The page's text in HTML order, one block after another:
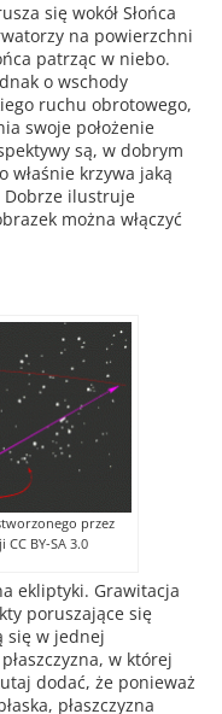
się wokół Słońca
na powierzchni
patrząc w niebo.
o wschody
ruchu obrotowego,
swoje położenie
są, w dobrym
krzywa jaką
Dobrze ilustruje
można włączyć
przez
BY-SA 3.0
ekliptyki. Grawitacja
poruszające się
się w jednej
w której
dodać, że ponieważ
płaszczyzna